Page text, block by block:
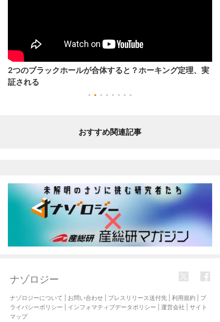
2つのブラックホールが合体すると？ホーキング定理、実
証される
おすすめ関連記事
ナゾロジー
ナゾロジーについて お問い合わせ プレスリリース送付先 利用規約
プ
ライバシーポリシー
インフォマティブデータポリシー 運営会社
サイト
マップ